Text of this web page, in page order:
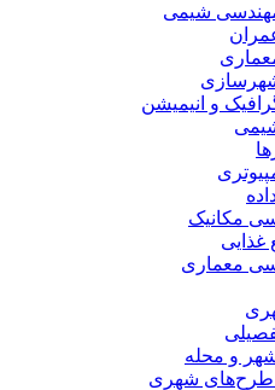
مهندسی شیمی
و انیمیشن
مکانیک
غذایی
معماری
و محله
طرح‌های شهری